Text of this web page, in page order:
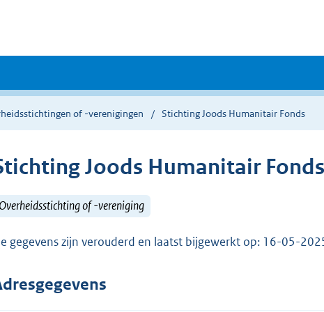
of -verenigingen Stichting Joods Humanitair Fonds
Joods Humanitair Fonds
Overheidsstichting of -vereniging
gegevens zijn verouderd en laatst bijgewerkt op: 16-05-